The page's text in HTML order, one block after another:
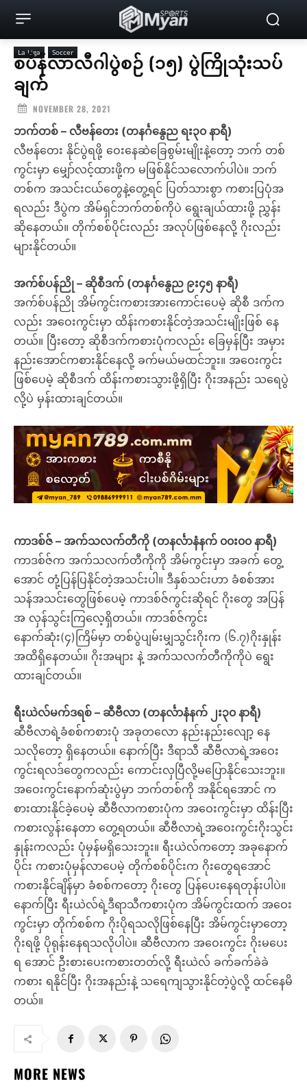
La Liga Soccer
စပိန်လာလီဂါပွဲစဉ် (၁၅) ပွဲကြိုသုံးသပ်
ချက်
NOVEMBER 28, 2021
ဘက်တစ် – လီဗန်တေး (တနင်္ဂနွေည ရး၃၀ နာရီ)
လီဗန်တေး နိုင်ပွဲရဖို့ ဝေးနေဆဲခြေစွမ်းမျိုးနဲ့တော့ ဘက် တစ်
ကွင်းမှာ မျှော်လင့်ထားဖို့က မဖြစ်နိုင်သလောက်ပါပဲ။ ဘက်
တစ်က အသင်းငယ်တွေနဲ့တွေ့ရင် ပြတ်သားစွာ ကစားပြပုံအ
ရလည်း ဒီပွဲက အိမ်ရှင်ဘက်တစ်ကိုပဲ ရွေးချယ်ထားဖို့ ညွှန်း
ဆိုနေတယ်။ တိုက်စစ်ပိုင်းလည်း အလုပ်ဖြစ်နေလို့ ဂိုးလည်း
များနိုင်တယ်။
အက်စ်ပန်ညို – ဆိုစီဒက် (တနင်္ဂနွေည ၉း၄၅ နာရီ)
အက်စ်ပန်ညို အိမ်ကွင်းကစားအားကောင်းပေမဲ့ ဆိုစီ ဒက်က
လည်း အဝေးကွင်းမှာ ထိန်းကစားနိုင်တဲ့အသင်းမျိုးဖြစ် နေ
တယ်။ ပြီးတော့ ဆိုစီဒက်ကစားပုံကလည်း ခြေမှန်ပြီး အမှား
နည်းအောင်ကစားနိုင်နေလို့ ခက်မယ်မထင်ဘူး။ အဝေးကွင်း
ဖြစ်ပေမဲ့ ဆိုစီဒက် ထိန်းကစားသွားဖို့ရှိပြီး ဂိုးအနည်း သရေပွဲ
လို့ပဲ မှန်းထားချင်တယ်။
ကာဒစ်ဇ် – အက်သလက်တီကို (တနင်္လာနံနက် ၀၀း၀၀ နာရီ)
ကာဒစ်ဇ်က အက်သလက်တီကိုကို အိမ်ကွင်းမှာ အခက် တွေ့
အောင် တုံ့ပြန်ပြနိုင်တဲ့အသင်းပါ။ ဒီနှစ်သင်းဟာ ခံစစ်အား
သန်အသင်းတွေဖြစ်ပေမဲ့ ကာဒစ်ဇ်ကွင်းဆိုရင် ဂိုးတွေ အပြန်
အ လှန်သွင်းကြလေ့ရှိတယ်။ ကာဒစ်ဇ်ကွင်း
နောက်ဆုံး(၄)ကြိမ်မှာ တစ်ပွဲပျမ်းမျှသွင်းဂိုးက (၆.၇)ဂိုးနှုန်း
အထိရှိနေတယ်။ ဂိုးအများ နဲ့ အက်သလက်တီကိုကိုပဲ ရွေး
ထားချင်တယ်။
ရီးယဲလ်မက်ဒရစ် – ဆီဗီလာ (တနင်္လာနံနက် ၂း၃၀ နာရီ)
ဆီဗီလာရဲ့ခံစစ်ကစားပုံ အခုတလော နည်းနည်းလျော့ နေ
သလိုတော့ ရှိနေတယ်။ နောက်ပြီး ဒီရာသီ ဆီဗီလာရဲ့အဝေး
ကွင်းရလဒ်တွေကလည်း ကောင်းလှပြီလို့မပြောနိုင်သေးဘူး။
အဝေးကွင်းနောက်ဆုံးပွဲမှာ ဘက်တစ်ကို အနိုင်ရအောင် က
စားထားနိုင်ခဲ့ပေမဲ့ ဆီဗီလာကစားပုံက အဝေးကွင်းမှာ ထိန်းပြီး
ကစားလွန်းနေတာ တွေ့ရတယ်။ ဆီဗီလာရဲ့အဝေးကွင်းဂိုးသွင်း
နှုန်းကလည်း ပုံမှန်မရှိသေးဘူး။ ရီးယဲလ်ကတော့ အခုနောက်
ပိုင်း ကစားပုံမှန်လာပေမဲ့ တိုက်စစ်ပိုင်းက ဂိုးတွေရအောင်
ကစားနိုင်ချိန်မှာ ခံစစ်ကတော့ ဂိုးတွေ ပြန်ပေးနေရတုန်းပါပဲ။
နောက်ပြီး ရီးယဲလ်ရဲ့ဒီရာသီကစားပုံက အိမ်ကွင်းထက် အဝေး
ကွင်းမှာ တိုက်စစ်က ဂိုးပိုရသလိုဖြစ်နေပြီး အိမ်ကွင်းမှာတော့
ဂိုးရဖို့ ပိုရုန်းနေရသလိုပါပဲ။ ဆီဗီလာက အဝေးကွင်း ဂိုးမပေး
ရ အောင် ဦးစားပေးကစားတတ်လို့ ရီးယဲလ် ခက်ခက်ခဲခဲ
ကစား ရနိုင်ပြီး ဂိုးအနည်းနဲ့ သရေကျသွားနိုင်တဲ့ပွဲလို့ ထင်နေမိ
တယ်။
MORE NEWS